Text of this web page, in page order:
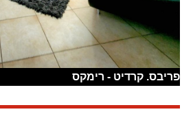
פריבס. קרדיט - רימקס